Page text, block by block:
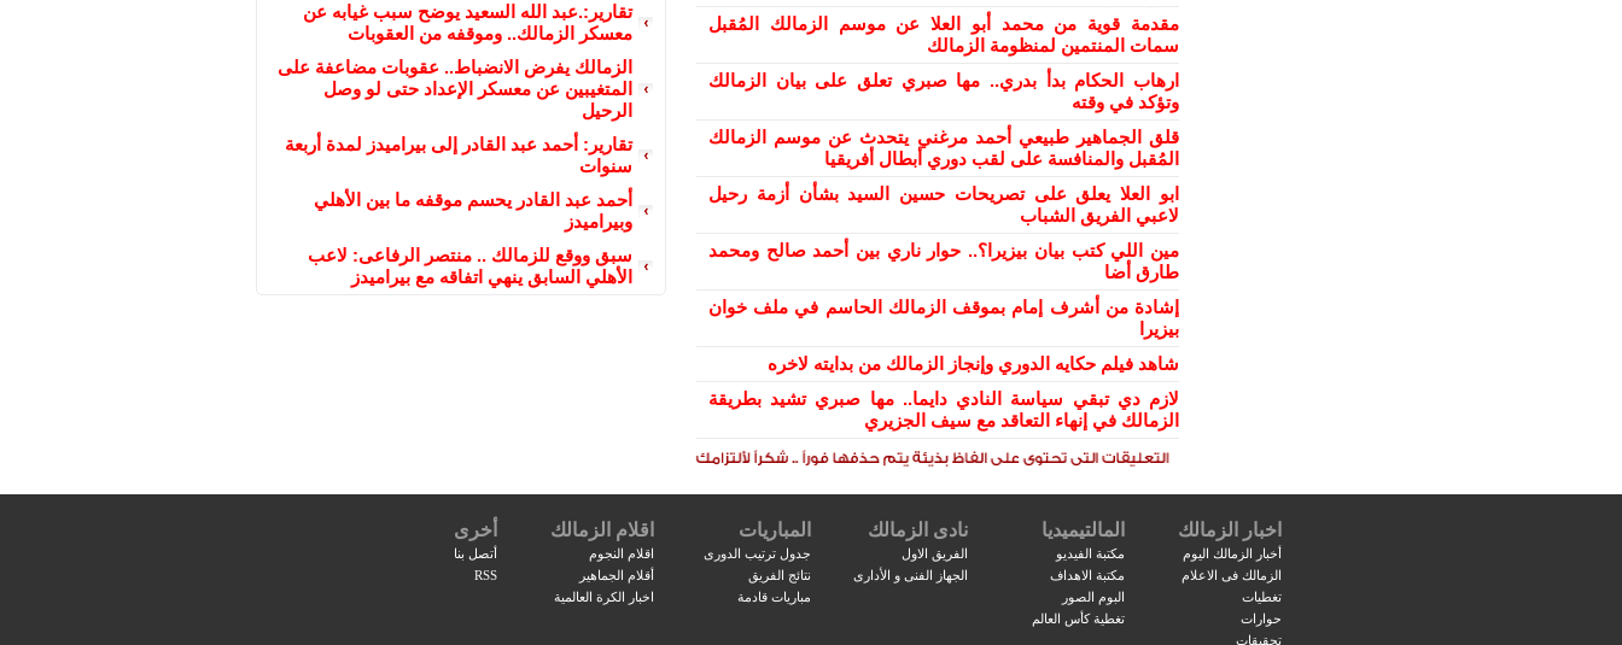
تقارير:.عبد الله السعيد يوضح سبب غيابه عن
معسكر الزمالك.. وموقفه من العقوبات
الزمالك يفرض الانضباط.. عقوبات مضاعفة على
المتغيبين عن معسكر الإعداد حتى لو وصل
الرحيل
تقارير: أحمد عبد القادر إلى بيراميدز لمدة أربعة
سنوات
أحمد عبد القادر يحسم موقفه ما بين الأهلي
وبيراميدز
سبق ووقع للزمالك .. منتصر الرفاعى: لاعب
الأهلي السابق ينهي اتفاقه مع بيراميدز
مقدمة قوية من محمد أبو العلا عن موسم الزمالك المُقبل
سمات المنتمين لمنظومة الزمالك
ارهاب الحكام بدأ بدري.. مها صبري تعلق على بيان الزمالك
وتؤكد في وقته
قلق الجماهير طبيعي أحمد مرغني يتحدث عن موسم الزمالك
المُقبل والمنافسة على لقب دوري أبطال أفريقيا
ابو العلا يعلق على تصريحات حسين السيد بشأن أزمة رحيل
لاعبي الفريق الشباب
مين اللي كتب بيان بيزيرا؟.. حوار ناري بين أحمد صالح ومحمد
طارق أضا
إشادة من أشرف إمام بموقف الزمالك الحاسم في ملف خوان
بيزيرا
شاهد فيلم حكايه الدوري وإنجاز الزمالك من بدايته لاخره
لازم دي تبقي سياسة النادي دايما.. مها صبري تشيد بطريقة
الزمالك في إنهاء التعاقد مع سيف الجزيري
اخبار الزمالك
أخبار الزمالك اليوم
الزمالك فى الاعلام
تغطيات
حوارات
تحقيقات
المالتيميديا
مكتبة الفيديو
مكتبة الاهداف
البوم الصور
تغطية كأس العالم
نادى الزمالك
الفريق الاول
الجهاز الفنى و الأدارى
المباريات
جدول ترتيب الدورى
نتائج الفريق
مباريات قادمة
اقلام الزمالك
اقلام النجوم
أقلام الجماهير
اخبار الكرة العالمية
أخرى
أتصل بنا
RSS